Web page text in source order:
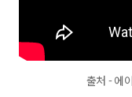
출처 - 에